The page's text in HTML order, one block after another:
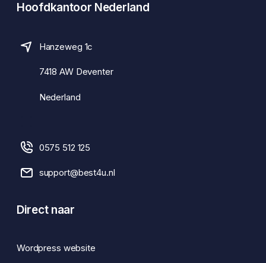
Hoofdkantoor Nederland
Hanzeweg 1c
7418 AW Deventer
Nederland
0575 512 125
support@best4u.nl
Direct naar
Wordpress website